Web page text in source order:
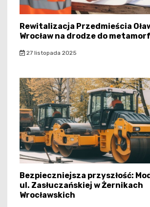
Rewitalizacja Przedmieścia
Wrocław na drodze do
27 listopada 2025
Bezpieczniejsza przyszłość:
ul. Zasłuczańskiej w Żernikach
Wrocławskich